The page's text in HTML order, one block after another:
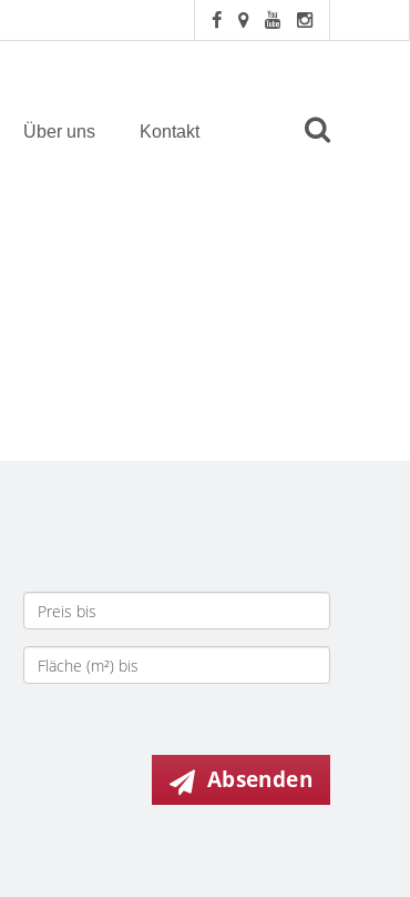
Über uns Kontakt
Absenden